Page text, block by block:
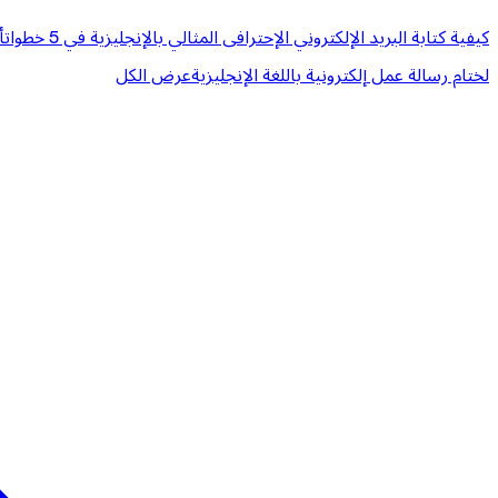
كيفية كتابة البريد الإلكتروني الإحترافى المثالي بالإنجليزية في 5 خطوات
لختام رسالة عمل إلكترونية باللغة الإنجليزيةعرض الكل